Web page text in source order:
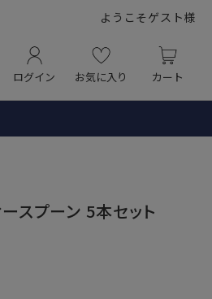
ようこそゲスト様
ログイン お気に入り カート
スプーン 5本セット